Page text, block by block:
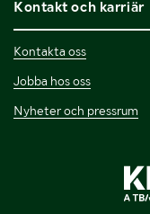
Kontakt och karriär
Kontakta oss
Jobba hos oss
Nyheter och pressrum